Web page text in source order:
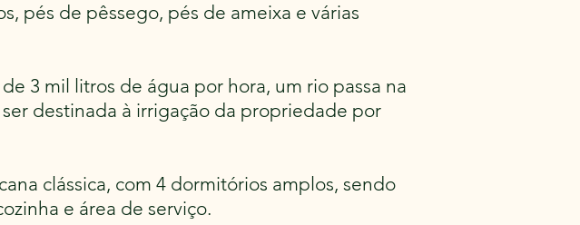
pés de pêssego, pés de ameixa e várias
3 mil litros de água por hora, um rio passa na
destinada à irrigação da propriedade por
clássica, com 4 dormitórios amplos, sendo
e área de serviço.